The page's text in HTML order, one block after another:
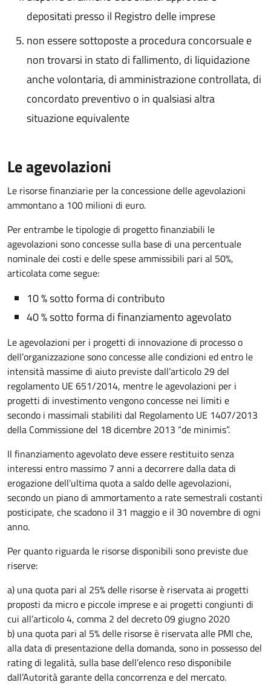
depositati presso il Registro delle imprese
non essere sottoposte a procedura concorsuale e
non trovarsi in stato di fallimento, di liquidazione
anche volontaria, di amministrazione controllata, di
concordato preventivo o in qualsiasi altra
situazione equivalente
Le agevolazioni
Le risorse finanziarie per la concessione delle agevolazioni
ammontano a 100 milioni di euro.
Per entrambe le tipologie di progetto finanziabili le
agevolazioni sono concesse sulla base di una percentuale
nominale dei costi e delle spese ammissibili pari al 50%,
articolata come segue:
10 % sotto forma di contributo
40 % sotto forma di finanziamento agevolato
Le agevolazioni per i progetti di innovazione di processo o
dell’organizzazione sono concesse alle condizioni ed entro le
intensità massime di aiuto previste dall’articolo 29 del
regolamento UE 651/2014, mentre le agevolazioni per i
progetti di investimento vengono concesse nei limiti e
secondo i massimali stabiliti dal Regolamento UE 1407/2013
della Commissione del 18 dicembre 2013 “de minimis”.
Il finanziamento agevolato deve essere restituito senza
interessi entro massimo 7 anni a decorrere dalla data di
erogazione dell’ultima quota a saldo delle agevolazioni,
secondo un piano di ammortamento a rate semestrali costanti
posticipate, che scadono il 31 maggio e il 30 novembre di ogni
anno.
Per quanto riguarda le risorse disponibili sono previste due
riserve:
a) una quota pari al 25% delle risorse è riservata ai progetti
proposti da micro e piccole imprese e ai progetti congiunti di
cui all’articolo 4, comma 2 del decreto 09 giugno 2020
b) una quota pari al 5% delle risorse è riservata alle PMI che,
alla data di presentazione della domanda, sono in possesso del
rating di legalità, sulla base dell’elenco reso disponibile
dall’Autorità garante della concorrenza e del mercato.